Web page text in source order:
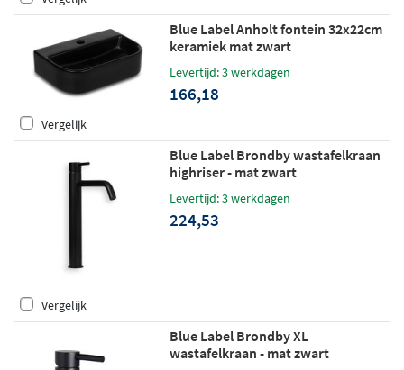
Blue Label Anholt fontein 32x22cm
keramiek mat zwart
Levertijd: 3 werkdagen
166,18
Vergelijk
Blue Label Brondby wastafelkraan
highriser - mat zwart
Levertijd: 3 werkdagen
224,53
Vergelijk
Blue Label Brondby XL
wastafelkraan - mat zwart